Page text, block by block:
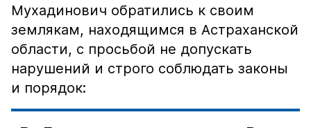
Мухадинович обратились к своим
землякам, находящимся в Астраханской
области, с просьбой не допускать
нарушений и строго соблюдать законы
и порядок: